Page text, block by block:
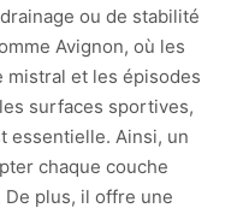
ou de stabilité
Avignon, où les
mistral et les épisodes
surfaces sportives,
essentielle. Ainsi, un
chaque couche
plus, il offre une